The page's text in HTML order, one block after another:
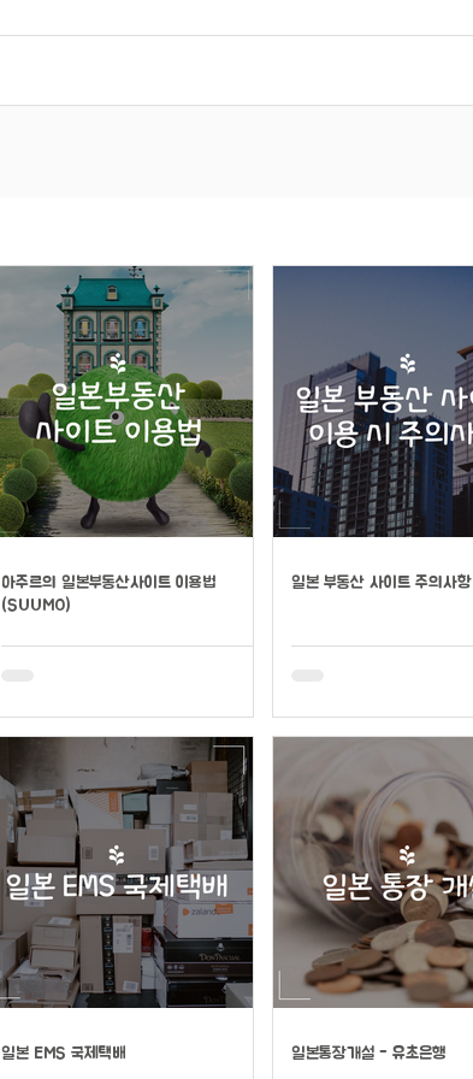
아주르의 일본부동산사이트 이용법
(SUUMO)
일본 부동산 사이트 주의사항
일본 EMS 국제택배 일본통장개설 - 유초은행